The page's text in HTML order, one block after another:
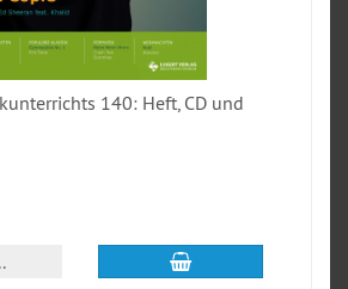
140: Heft, CD und
In den Warenkorb